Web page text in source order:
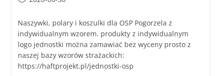
Naszywki, polary i koszulki dla OSP Pogorzela z
indywidualnym wzorem. produkty z indywidualnym
logo jednostki można zamawiać bez wyceny prosto z
naszej bazy wzorów strażackich:
https://haftprojekt.pl/jednostki-osp